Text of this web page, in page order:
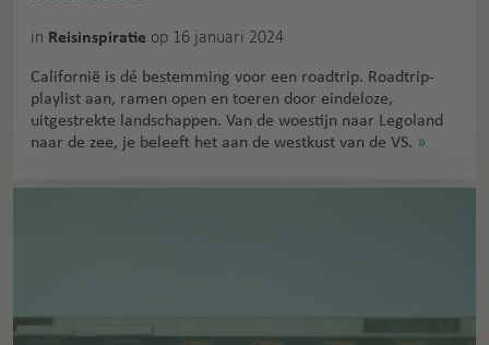
in Reisinspiratie op 16 januari 2024
Californië is dé bestemming voor een roadtrip. Roadtrip-
playlist aan, ramen open en toeren door eindeloze,
uitgestrekte landschappen. Van de woestijn naar Legoland
naar de zee, je beleeft het aan de westkust van de VS. »